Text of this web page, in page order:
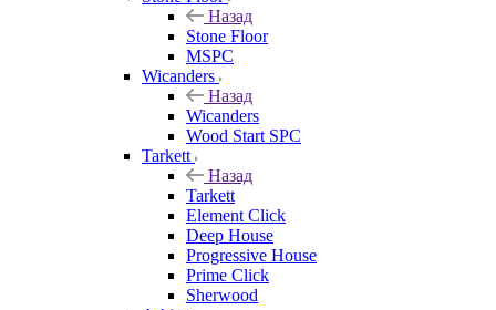
Назад
Stone Floor
MSPC
Wicanders
Назад
Wicanders
Wood Start SPC
Tarkett
Назад
Tarkett
Element Click
Deep House
Progressive House
Prime Click
Sherwood